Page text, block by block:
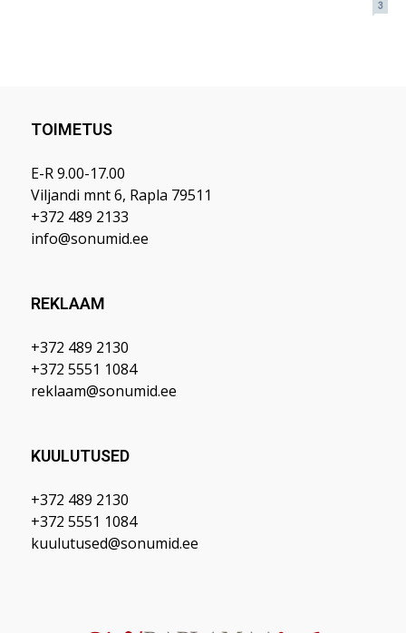
TOIMETUS
E-R 9.00-17.00
Viljandi mnt 6, Rapla 79511
+372 489 2133
info@sonumid.ee
REKLAAM
+372 489 2130
+372 5551 1084
reklaam@sonumid.ee
KUULUTUSED
+372 489 2130
+372 5551 1084
kuulutused@sonumid.ee